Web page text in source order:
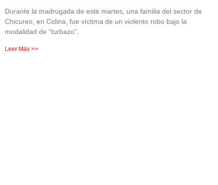
Durante la madrugada de este martes, una familia del sector de
Chicureo, en Colina, fue víctima de un violento robo bajo la
modalidad de “turbazo”.
Leer Más >>